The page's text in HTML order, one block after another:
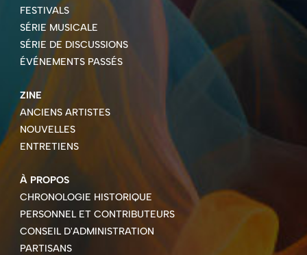
FESTIVALS
SÉRIE MUSICALE
SÉRIE DE DISCUSSIONS
ÉVÉNEMENTS PASSÉS
ZINE
ANCIENS ARTISTES
NOUVELLES
ENTRETIENS
À PROPOS
CHRONOLOGIE HISTORIQUE
PERSONNEL ET CONTRIBUTEURS
CONSEIL D'ADMINISTRATION
PARTISANS